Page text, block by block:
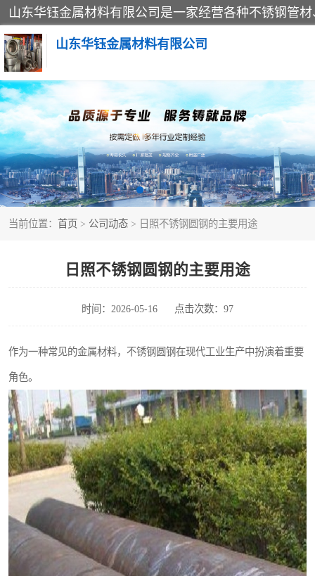
山东华钰金属材料有限公司
当前位置： 首页 > 公司动态 > 日照不锈钢圆钢的主要用途
日照不锈钢圆钢的主要用途
时间：2026-05-16 点击次数：97
作为一种常见的金属材料，不锈钢圆钢在现代工业生产中扮演着重要
角色。
不锈钢管
管件标准件
不锈钢人孔
不锈钢角钢